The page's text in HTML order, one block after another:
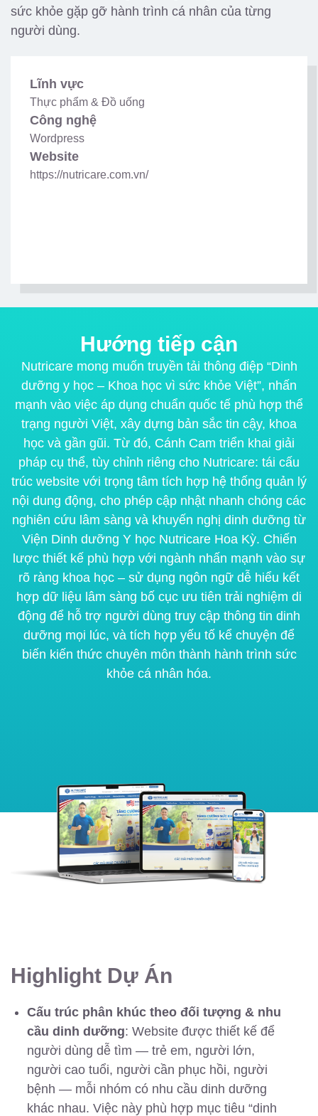
sức khỏe gặp gỡ hành trình cá nhân của từng
người dùng.
Lĩnh vực
Thực phẩm & Đồ uống
Công nghệ
Wordpress
Website
https://nutricare.com.vn/
Hướng tiếp cận
Nutricare mong muốn truyền tải thông điệp “Dinh
dưỡng y học – Khoa học vì sức khỏe Việt”, nhấn
mạnh vào việc áp dụng chuẩn quốc tế phù hợp thể
trạng người Việt, xây dựng bản sắc tin cậy, khoa
học và gần gũi. Từ đó, Cánh Cam triển khai giải
pháp cụ thể, tùy chỉnh riêng cho Nutricare: tái cấu
trúc website với trọng tâm tích hợp hệ thống quản lý
nội dung động, cho phép cập nhật nhanh chóng các
nghiên cứu lâm sàng và khuyến nghị dinh dưỡng từ
Viện Dinh dưỡng Y học Nutricare Hoa Kỳ. Chiến
lược thiết kế phù hợp với ngành nhấn mạnh vào sự
rõ ràng khoa học – sử dụng ngôn ngữ dễ hiểu kết
hợp dữ liệu lâm sàng bố cục ưu tiên trải nghiệm di
động để hỗ trợ người dùng truy cập thông tin dinh
dưỡng mọi lúc, và tích hợp yếu tố kể chuyện để
biến kiến thức chuyên môn thành hành trình sức
khỏe cá nhân hóa.
Highlight Dự Án
Cấu trúc phân khúc theo đối tượng & nhu
cầu dinh dưỡng: Website được thiết kế để
người dùng dễ tìm — trẻ em, người lớn,
người cao tuổi, người cần phục hồi, người
bệnh — mỗi nhóm có nhu cầu dinh dưỡng
khác nhau. Việc này phù hợp mục tiêu “dinh